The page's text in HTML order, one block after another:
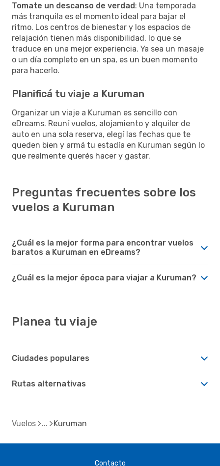
Tomate un descanso de verdad: Una temporada
más tranquila es el momento ideal para bajar el
ritmo. Los centros de bienestar y los espacios de
relajación tienen más disponibilidad, lo que se
traduce en una mejor experiencia. Ya sea un masaje
o un día completo en un spa, es un buen momento
para hacerlo.
Planificá tu viaje a Kuruman
Organizar un viaje a Kuruman es sencillo con
eDreams. Reuní vuelos, alojamiento y alquiler de
auto en una sola reserva, elegí las fechas que te
queden bien y armá tu estadía en Kuruman según lo
que realmente querés hacer y gastar.
Preguntas frecuentes sobre los
vuelos a Kuruman
¿Cuál es la mejor forma para encontrar vuelos
baratos a Kuruman en eDreams?
¿Cuál es la mejor época para viajar a Kuruman?
Planea tu viaje
Ciudades populares
Rutas alternativas
Vuelos Kuruman
Contacto